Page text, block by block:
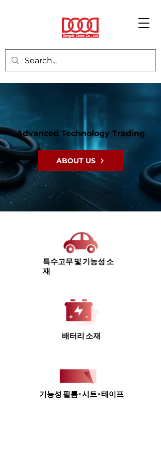
Advanced Technology Trading
ABOUT US
특수고무 및 기능성 소
재
배터리 소재
기능성 필름 · 시트· 테이프